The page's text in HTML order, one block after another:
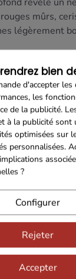
mûrs,
légèrement
se
ses tanins
reflétant le
et
.
viandes
fromages
de 75 cl, ce
les amateurs
vins élégants,
bien
d'accepter les
les
de la publicité.
à la publicité
optimisées sur
personnalisées.
?
Configurer
Rejeter
Accepter